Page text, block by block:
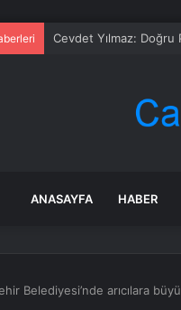
Ayhan Gider’den CHP
ANASAYFA HABER
Belediyesi’nde arıcılara